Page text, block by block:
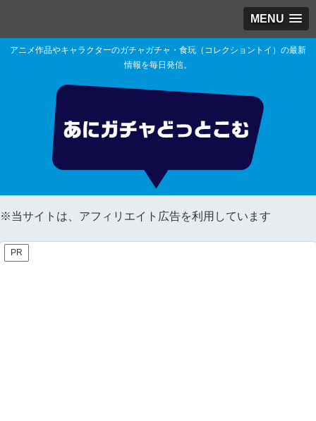
MENU
アニメ作品やキャラクターのガチャガチャ・食玩（コレクショントイ）の最新
情報を毎日発信。
※当サイトは、アフィリエイト広告を利用しています
PR